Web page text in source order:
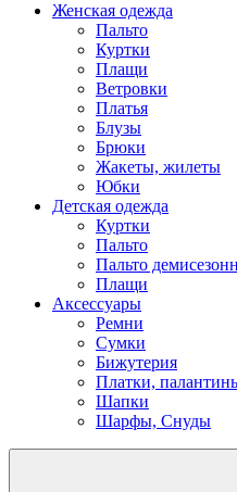
Женская одежда
Пальто
Куртки
Плащи
Ветровки
Платья
Блузы
Брюки
Жакеты, жилеты
Юбки
Детская одежда
Куртки
Пальто
Пальто
Плащи
Аксессуары
Ремни
Сумки
Бижутерия
Платки,
Шапки
Шарфы, Снуды